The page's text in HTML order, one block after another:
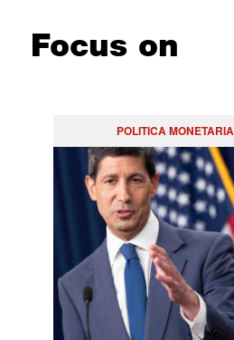
Focus on
POLITICA MONETARIA